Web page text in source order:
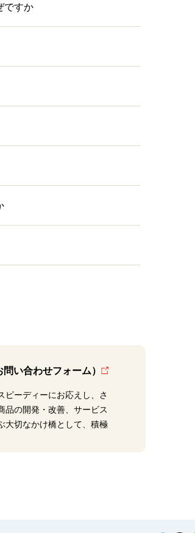
ですか
問い合わせフォーム）
ピーディーにお応えし、さ
品の開発・改善、サービス
大切なかけ橋として、積極